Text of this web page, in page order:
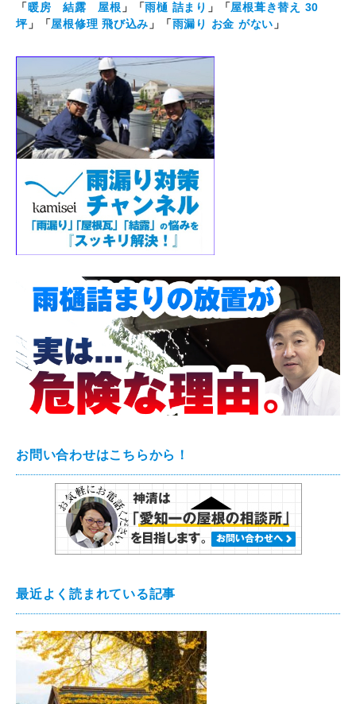
「暖房 結露 屋根 」「雨樋 詰まり 」「屋根葺き替え 30
坪」「屋根修理 飛び込み 」「雨漏り お金 がない 」
お問い合わせはこちらから！
最近よく読まれている記事